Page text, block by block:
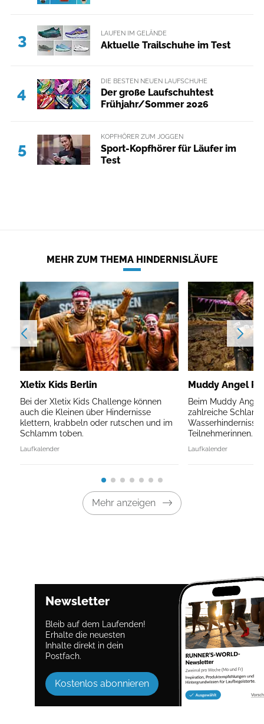
3 LAUFEN IM GELÄNDE
Aktuelle Trailschuhe im Test
4
DIE BESTEN NEUEN LAUFSCHUHE
Der große Laufschuhtest
Frühjahr/Sommer 2026
5
KOPFHÖRER ZUM JOGGEN
Sport-Kopfhörer für Läufer im
Test
MEHR ZUM THEMA HINDERNISLÄUFE
Xletix Kids Berlin
Bei der Xletix Kids Challenge können
auch die Kleinen über Hindernisse
klettern, krabbeln oder rutschen und im
Schlamm toben.
Laufkalender
Muddy Angel
Beim Muddy
zahlreiche
Wasserhindernisse
Teilnehmerinnen.
Laufkalender
Mehr anzeigen
Newsletter
Bleib auf dem Laufenden!
Erhalte die neuesten
Inhalte direkt in dein
Postfach.
Kostenlos abonnieren